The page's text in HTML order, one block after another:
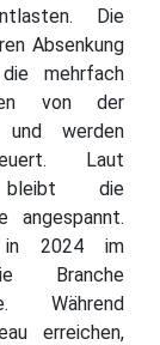
Die
Absenkung
mehrfach
von der
und werden
Laut
bleibt die
angespannt.
in 2024 im
Branche
Während
erreichen,